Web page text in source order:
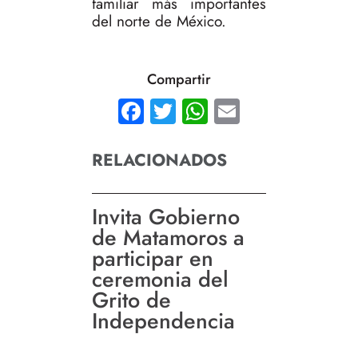
del norte de México.
Compartir
Facebook
TwitterWhatsApp
RELACIONADOS
Invita Gobierno
de Matamoros a
participar en
ceremonia del
Grito de
Independencia